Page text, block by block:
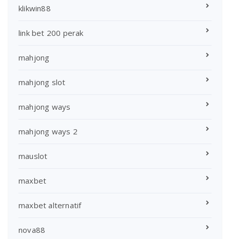
klikwin88
link bet 200 perak
mahjong
mahjong slot
mahjong ways
mahjong ways 2
mauslot
maxbet
maxbet alternatif
nova88